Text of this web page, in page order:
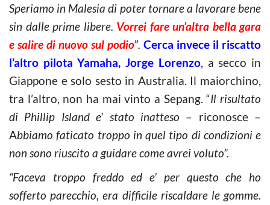
Speriamo in Malesia di poter tornare a lavorare bene
sin dalle prime libere. Vorrei fare un’altra bella gara
e salire di nuovo sul podio”. Cerca invece il riscatto
l’altro pilota Yamaha, Jorge Lorenzo, a secco in
Giappone e solo sesto in Australia. Il maiorchino,
tra l’altro, non ha mai vinto a Sepang. “Il risultato
di Phillip Island e’ stato inatteso – riconosce –
Abbiamo faticato troppo in quel tipo di condizioni e
non sono riuscito a guidare come avrei voluto”.
“Faceva troppo freddo ed e’ per questo che ho
sofferto parecchio, era difficile riscaldare le gomme.